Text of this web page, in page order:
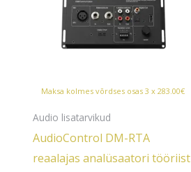
Maksa kolmes võrdses osas 3 x 283.00€
Audio lisatarvikud
AudioControl DM-RTA
reaalajas analüsaatori tööriist